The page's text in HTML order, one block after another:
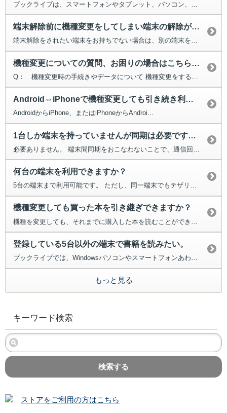
端末解除前に機種変更をしてしまい端末の解除ができません。
端末解除をされたい端末をお持ちでない場合は、別の端末を使って、ブラウザから...
機種変更についての質問、お困りの場合はこちらをご覧ください。
Android⇔iPhoneで機種変更しても引き続き利用できますか。
AndroidからiPhone、またはiPhoneからAndroi...
1台しか端末を持っていませんが同期は必要ですか？
何台の端末を利用できますか？
5台の端末まで利用可能です。 ただし、同一端末でもテザリング等の通信また...
機種変更しても買った本を引き継ぎできますか？
登録している5台以外の端末で書籍を読みたい。
ブックライブでは、Windowsパソコンやスマートフォンあわせて最大5台の...
もっと見る
キーワード検索
検索する
ストアをご利用の方はこちら